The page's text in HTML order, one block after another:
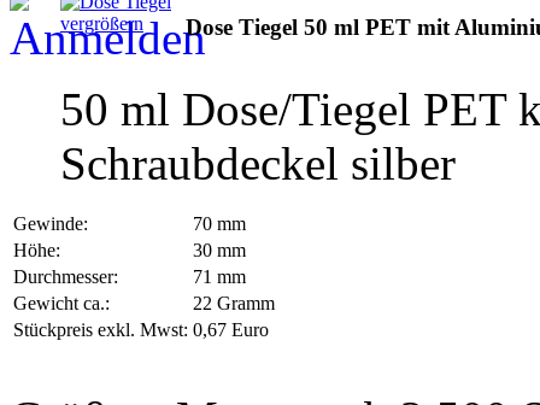
vergrößern Dose Tiegel 50 ml PET mit
50 ml Dose/Tiegel PET
Schraubdeckel silber
Gewinde:
70 mm
Höhe:
30 mm
Durchmesser:
71 mm
Gewicht ca.:
22 Gramm
Stückpreis exkl. Mwst: 0,67 Euro